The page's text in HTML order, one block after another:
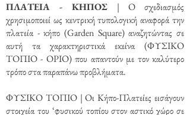
ΠΛΑΤΕΙΑ - ΚΗΠΟΣ | Ο σχεδιασμός
χρησιμοποιεί ως κεντρική τυπολογική αναφορά την
πλατεία - κήπο (Garden Square) αναζητώντας σε
αυτή τα χαρακτηριστικά εκείνα (ΦΥΣΙΚΟ
ΤΟΠΙΟ - ΟΡΙΟ) που απαντούν με τον καλύτερο
τρόπο στα παραπάνω προβλήματα.
ΦΥΣΙΚΟ ΤΟΠΙΟ | Οι Κήπο-Πλατείες εισάγουν
στοιχεία του ‘φυσικού τοπίου στον αστικό χώρο σε